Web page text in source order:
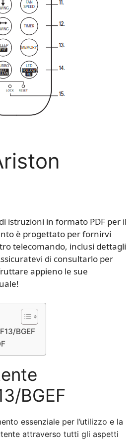
istruzioni in formato PDF per il
è progettato per fornirvi
telecomando, inclusi dettagli
di consultarlo per
appieno le sue
BGEF
BGEF
essenziale per l’utilizzo e la
attraverso tutti gli aspetti